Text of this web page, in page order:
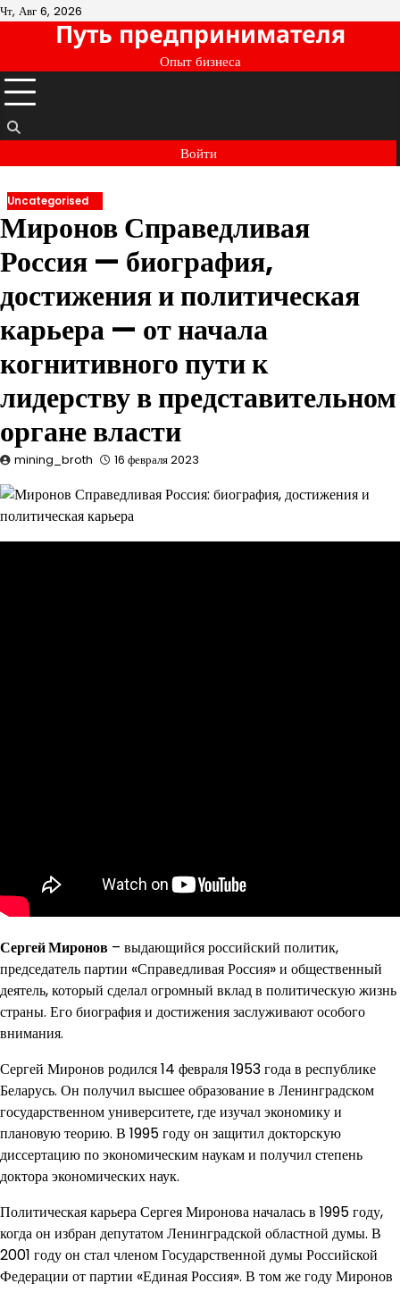
Перейти
содержимому
Чт, Авг 6, 2026
Путь предпринимателя
Опыт бизнеса
Войти
Uncategorised
Миронов Справедливая
Россия — биография,
достижения и политическая
карьера — от начала
когнитивного пути к
лидерству в представительном
органе власти
mining_broth 16 февраля 2023
Сергей Миронов – выдающийся российский политик,
председатель партии «Справедливая Россия» и общественный
деятель, который сделал огромный вклад в политическую жизнь
страны. Его биография и достижения заслуживают особого
внимания.
Сергей Миронов родился 14 февраля 1953 года в республике
Беларусь. Он получил высшее образование в Ленинградском
государственном университете, где изучал экономику и
плановую теорию. В 1995 году он защитил докторскую
диссертацию по экономическим наукам и получил степень
доктора экономических наук.
Политическая карьера Сергея Миронова началась в 1995 году,
когда он избран депутатом Ленинградской областной думы. В
2001 году он стал членом Государственной думы Российской
Федерации от партии «Единая Россия». В том же году Миронов